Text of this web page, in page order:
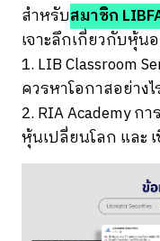
สำหรับสมาชิก
เจาะลึกเกี่ยวกับหุ้น
1. LIB Classroom
ควรหาโอกาสอย่าง
2. RIA Academy ก
หุ้นเปลี่ยนโลก และ